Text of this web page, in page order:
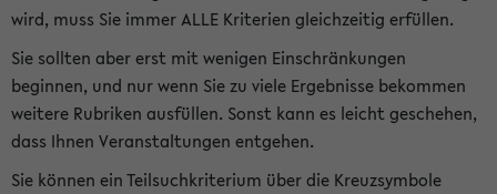
wird, muss Sie immer ALLE Kriterien gleichzeitig erfüllen.
Sie sollten aber erst mit wenigen Einschränkungen
beginnen, und nur wenn Sie zu viele Ergebnisse bekommen
weitere Rubriken ausfüllen. Sonst kann es leicht geschehen,
dass Ihnen Veranstaltungen entgehen.
Sie können ein Teilsuchkriterium über die Kreuzsymbole